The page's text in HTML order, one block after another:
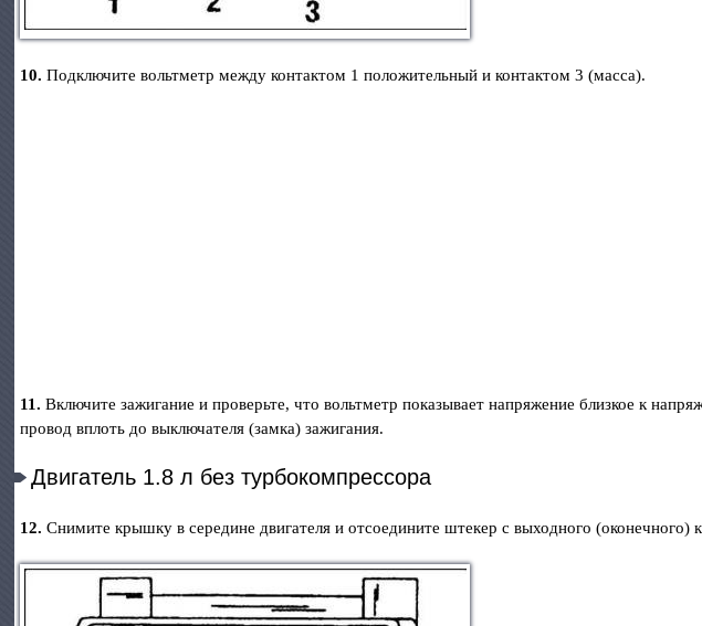
10. Подключите вольтметр между контактом 1 положительный и контактом 3 (масса).
11. Включите зажигание и проверьте, что вольтметр показывает напряжение близкое к
провод вплоть до выключателя (замка) зажигания.
Двигатель 1.8 л без турбокомпрессора
12. Снимите крышку в середине двигателя и отсоедините штекер с выходного (оконечного)